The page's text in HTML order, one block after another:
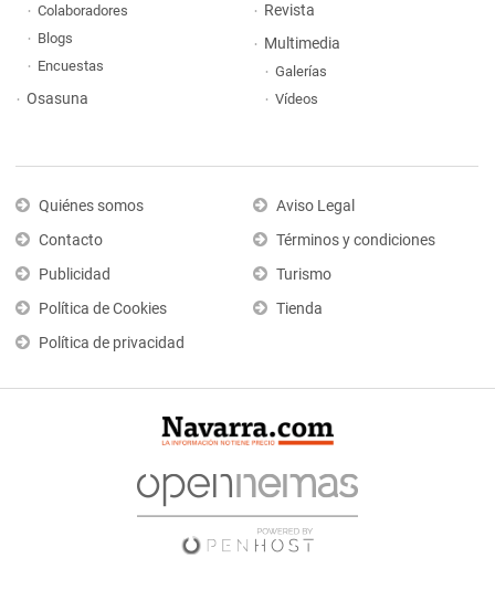
Colaboradores
Blogs
Encuestas
Osasuna
Revista
Multimedia
Galerías
Vídeos
Quiénes somos
Contacto
Publicidad
Política de Cookies
Política de privacidad
Aviso Legal
Términos y condiciones
Turismo
Tienda